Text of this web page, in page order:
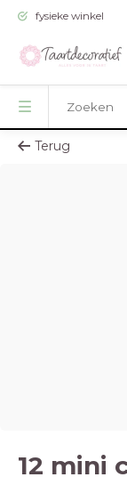
fysieke winkel
Terug
12 mini